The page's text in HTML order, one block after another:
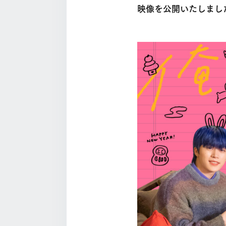
映像を公開いたしまし